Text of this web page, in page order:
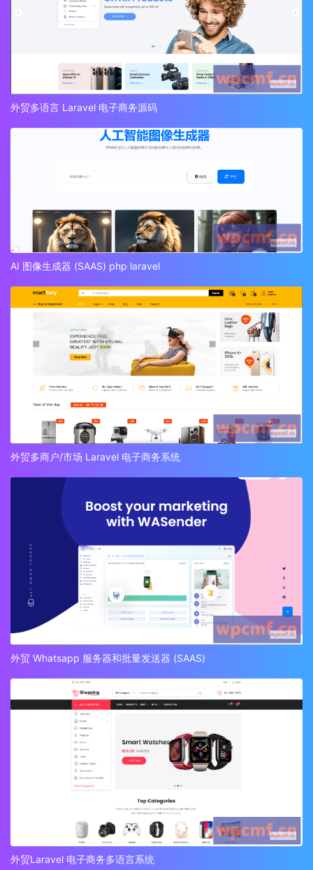
外贸多语言 Laravel 电子商务源码
AI 图像生成器 (SAAS) php laravel
外贸多商户/市场 Laravel 电子商务系统
外贸 Whatsapp 服务器和批量发送器 (SAAS)
外贸Laravel 电子商务多语言系统